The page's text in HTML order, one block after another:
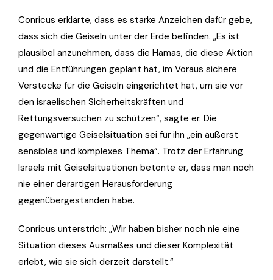
Conricus erklärte, dass es starke Anzeichen dafür gebe,
dass sich die Geiseln unter der Erde befinden. „Es ist
plausibel anzunehmen, dass die Hamas, die diese Aktion
und die Entführungen geplant hat, im Voraus sichere
Verstecke für die Geiseln eingerichtet hat, um sie vor
den israelischen Sicherheitskräften und
Rettungsversuchen zu schützen“, sagte er. Die
gegenwärtige Geiselsituation sei für ihn „ein äußerst
sensibles und komplexes Thema“. Trotz der Erfahrung
Israels mit Geiselsituationen betonte er, dass man noch
nie einer derartigen Herausforderung
gegenübergestanden habe.
Conricus unterstrich: „Wir haben bisher noch nie eine
Situation dieses Ausmaßes und dieser Komplexität
erlebt, wie sie sich derzeit darstellt.“